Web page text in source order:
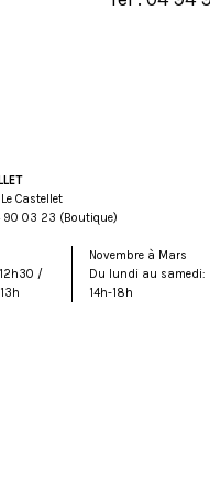
Castellet
09 49 40 (Boutique)
/
Novembre à Mars
Du lundi au
14h-18h